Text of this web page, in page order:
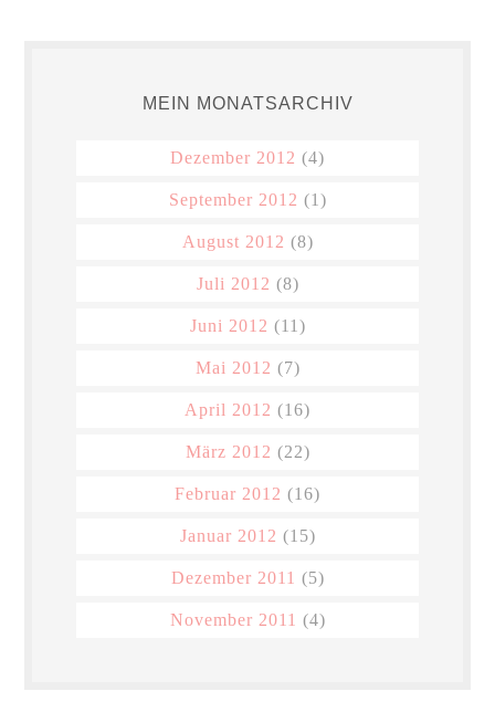
MEIN MONATSARCHIV
Dezember 2012 (4)
September 2012 (1)
August 2012 (8)
Juli 2012 (8)
Juni 2012 (11)
Mai 2012 (7)
April 2012 (16)
März 2012 (22)
Februar 2012 (16)
Januar 2012 (15)
Dezember 2011 (5)
November 2011 (4)